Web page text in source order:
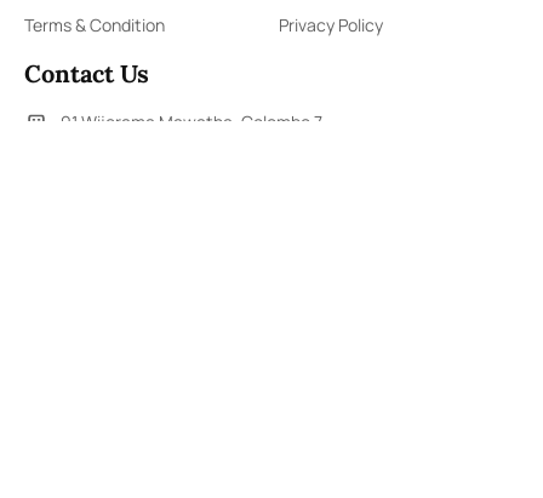
Terms & Condition
Privacy Policy
Contact Us
91,Wijerama Mawatha, Colombo 7